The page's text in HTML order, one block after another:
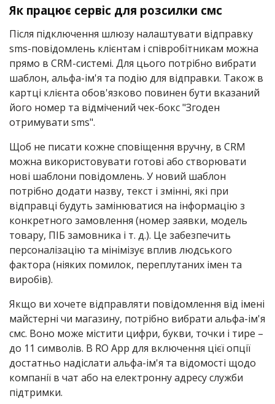
Як працює сервіс для розсилки смс
Після підключення шлюзу налаштувати відправку
sms-повідомлень клієнтам і співробітникам можна
прямо в CRM-системі. Для цього потрібно вибрати
шаблон, альфа-ім'я та подію для відправки. Також в
картці клієнта обов'язково повинен бути вказаний
його номер та відмічений чек-бокс "Згоден
отримувати sms".
Щоб не писати кожне сповіщення вручну, в CRM
можна використовувати готові або створювати
нові шаблони повідомлень. У новий шаблон
потрібно додати назву, текст і змінні, які при
відправці будуть замінюватися на інформацію з
конкретного замовлення (номер заявки, модель
товару, ПІБ замовника і т. д.). Це забезпечить
персоналізацію та мінімізує вплив людського
фактора (ніяких помилок, переплутаних імен та
виробів).
Якщо ви хочете відправляти повідомлення від імені
майстерні чи магазину, потрібно вибрати альфа-ім'я
смс. Воно може містити цифри, букви, точки і тире –
до 11 символів. В RO App для включення цієї опції
достатньо надіслати альфа-ім'я та відомості щодо
компанії в чат або на електронну адресу служби
підтримки.